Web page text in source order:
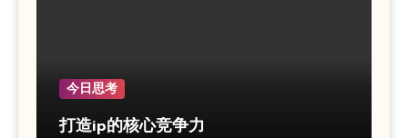
今日思考
打造ip的核心竞争力